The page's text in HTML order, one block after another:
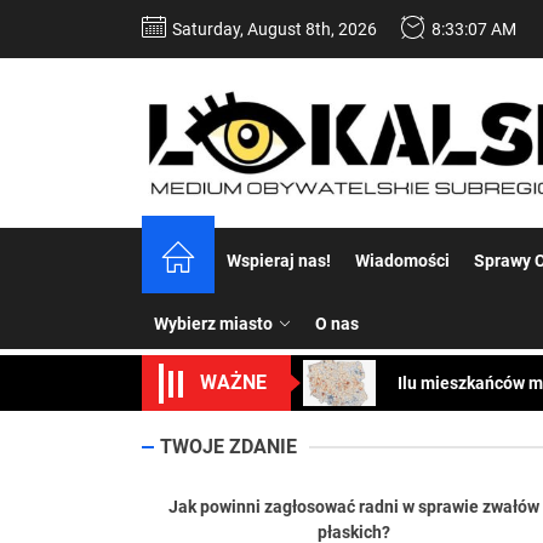
Saturday, August 8th, 2026 8:33:09 AM
Wspieraj nas! Wiadomości Sprawy
Wybierz miasto O nas
WAŻNE
Dość
Koper – część 2.
Koper
Dość
Koper – część 2.
Koper
TWOJE ZDANIE
Jak powinni zagłosować radni w sprawie zwałów
płaskich?